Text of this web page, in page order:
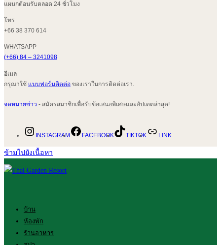
แผนกต้อนรับตลอด 24 ชั่วโมง
โทร
+66 38 370 614
WHATSAPP
(+66) 84 – 3241098
อีเมล
กรุณาใช้ แบบฟอร์มติดต่อ ของเราในการติดต่อเรา.
จดหมายข่าว - สมัครสมาชิกเพื่อรับข้อเสนอพิเศษและอัปเดตล่าสุด!
INSTAGRAM FACEBOOK TIKTOK LINK
ข้ามไปยังเนื้อหา
บ้าน
ห้องพัก
ร้านอาหาร